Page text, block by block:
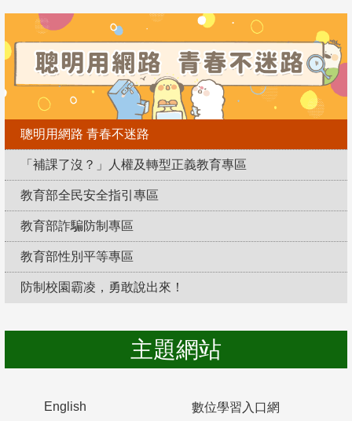
聰明用網路 青春不迷路
「補課了沒？」人權及轉型正義教育專區
教育部全民安全指引專區
教育部詐騙防制專區
教育部性別平等專區
防制校園霸凌，勇敢說出來！
主題網站
English 數位學習入口網